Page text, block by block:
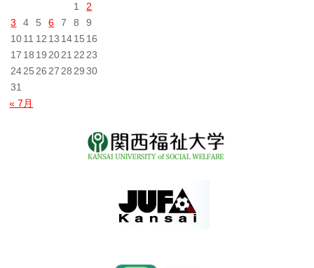
1
2
3
4 5 6 7 8
9
1011 12 13 1415 16
17 18 19 2021 22 23
2425 26 27 28 29 30
31
« 7月